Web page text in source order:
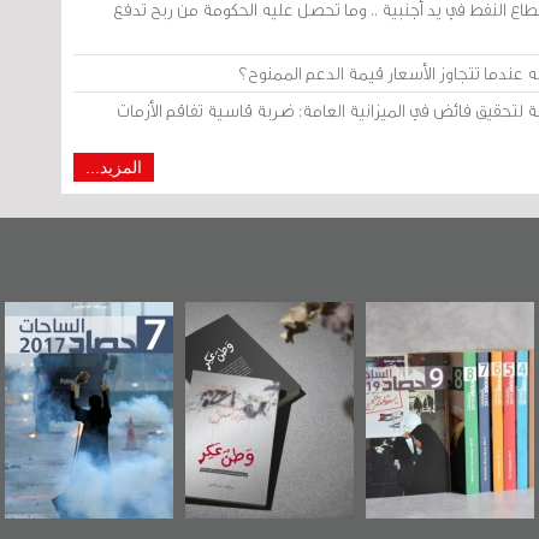
النفط في يد أجنبية .. وما تحصل عليه الحكومة من ربح تدفع
تتجاوز الأسعار قيمة الدعم الممنوح؟
المزيد...
حصاد
2019
«وطن عكر» رواية
جديدة لمعتقل
عسكري تصدر عن
«مرآة البحرين»
حصاد 2017